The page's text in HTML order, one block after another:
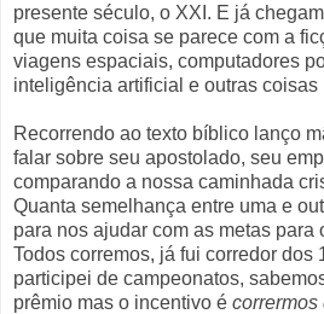
presente século, o XXI. E já
que muita coisa se parece com a
viagens espaciais, computadores
inteligência artificial e outras coisas
Recorrendo ao texto bíblico lanço
falar sobre seu apostolado, seu
comparando a nossa caminhada
Quanta semelhança entre uma e
para nos ajudar com as metas para
Todos corremos, já fui corredor dos
participei de campeonatos,
prêmio mas o incentivo é corrermos